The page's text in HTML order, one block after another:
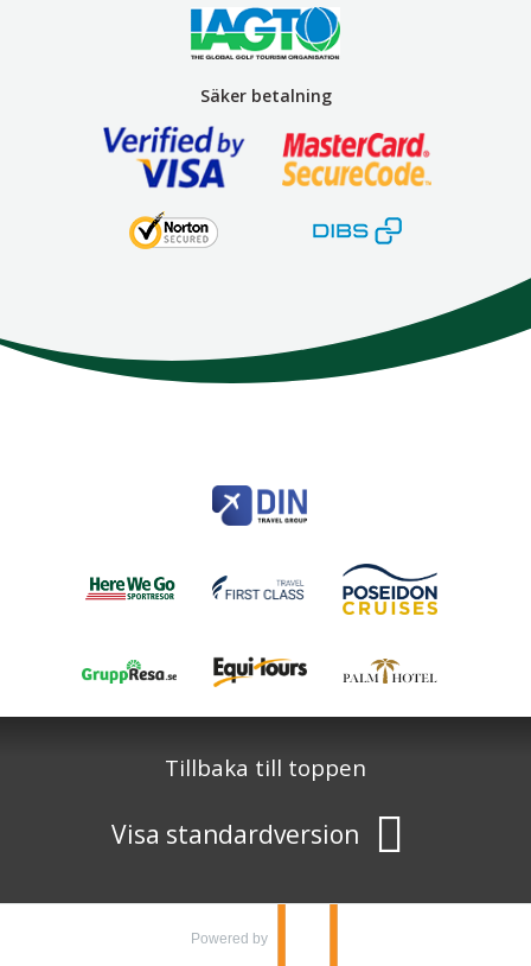
Säker betalning
235 39
Telefon040 45 63 50
Org nr 5565262721
Sajtkarta
Tillbaka till toppen
Visa standardversion
Powered by